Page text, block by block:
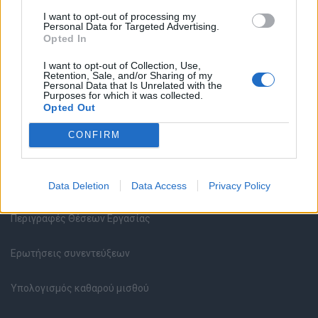
I want to opt-out of processing my
Personal Data for Targeted Advertising.
Opted In
I want to opt-out of Collection, Use,
Retention, Sale, and/or Sharing of my
Personal Data that Is Unrelated with the
Purposes for which it was collected.
Opted Out
CONFIRM
Data Deletion Data Access Privacy Policy
Κέντρο Βοήθειας
Υπηρεσίες υποψηφίων
Καταχώρηση Online Βιογραφικού
Συμβουλές Καριέρας
HR corner
Περιγραφές Θέσεων Εργασίας
Ερωτήσεις συνεντεύξεων
Υπολογισμός καθαρού μισθού